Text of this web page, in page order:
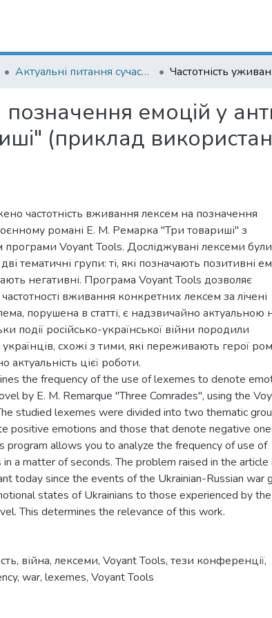
Актуальні питання сучасної лінгвістики (2022)
емоцій у
(приклад
частотність вживання лексем на позначення
романі Е. М. Ремарка "Три товариші" з
Voyant Tools. Досліджувані лексеми були
тематичні групи: ті, які позначають позитивні
негативні. Програма Voyant Tools дозволяє
вживання конкретних лексем за лічені
порушена в статті, є надзвичайно актуальною
події російсько-української війни породили
схожі з тими, які переживають герої
актуальність цієї роботи.
the frequency of the use of lexemes to denote
by E. M. Remarque "Three Comrades", using the
studied lexemes were divided into two thematic
positive emotions and those that denote negative
program allows you to analyze the frequency of use of
a matter of seconds. The problem raised in the article
today since the events of the Ukrainian-Russian war
states of Ukrainians to those experienced by the
This determines the relevance of this work.
, війна, лексеми, Voyant Tools, тези конференції,
, war, lexemes, Voyant Tools